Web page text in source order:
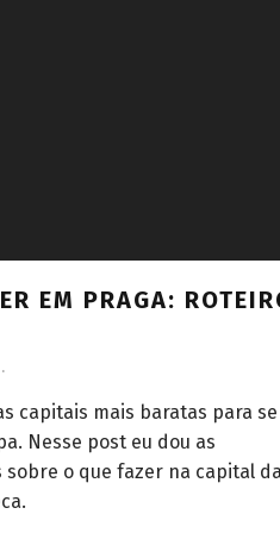
EM PRAGA:
·
capitais mais baratas para se
Nesse post eu dou as
sobre o que fazer na capital